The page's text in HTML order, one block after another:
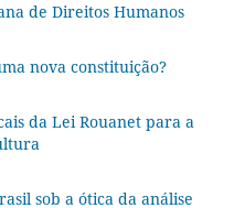
de Direitos Humanos
nova constituição?
da Lei Rouanet para a
sob a ótica da análise